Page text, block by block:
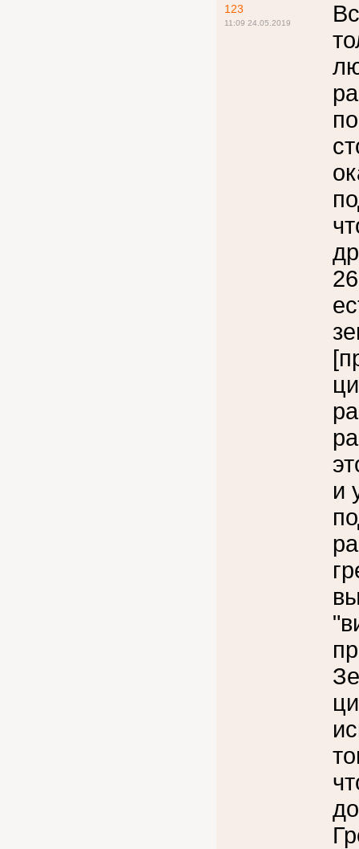
123
11:09 24.05.2019
и